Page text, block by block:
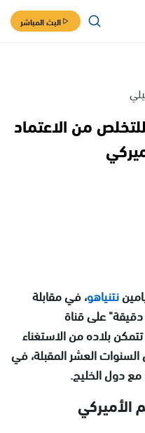
البث المباشر
من الاعتماد
نتنياهو، في مقابلة
تلفزيونية بُثت الأحد عبر برنامج "60 دقيقة" على قناة
بلاده من الاستغناء
العشر المقبلة، في
دول الخليج.
الأميركي